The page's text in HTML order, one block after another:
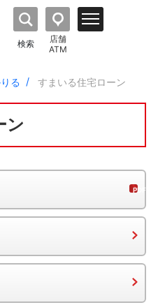
検索
店舗
ATM
る すまいる住宅ローン
ン